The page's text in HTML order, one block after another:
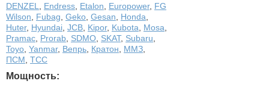
DENZEL
Endress Etalon Europower, FG
Wilson
Fubag Geko Gesan Honda
Huter, Hyundai JCB Kipor, Kubota Mosa
Pramac Prorab SDMO SKAT, Subaru
Toyo Yanmar, Вепрь Кратон ММЗ
ПСМ ТСС
Мощность: